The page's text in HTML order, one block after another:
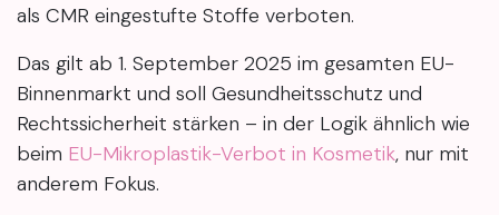
als CMR eingestufte Stoffe verboten.
Das gilt ab 1. September 2025 im gesamten EU-
Binnenmarkt und soll Gesundheitsschutz und
Rechtssicherheit stärken – in der Logik ähnlich wie
beim EU-Mikroplastik-Verbot in Kosmetik, nur mit
anderem Fokus.